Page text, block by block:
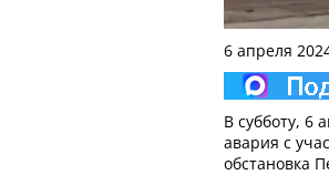
6 апреля
В субботу, 6
авария с
обстановка